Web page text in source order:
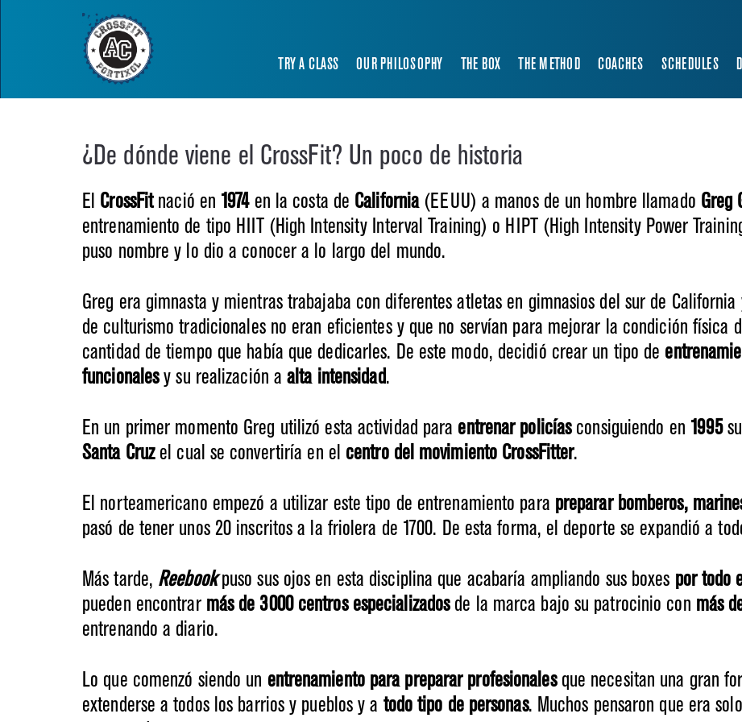
TRY A CLASS OUR PHILOSOPHY THE BOX THE METHOD COACHES SCHEDULES
¿De dónde viene el CrossFit? Un poco de historia
El CrossFitnació en 1974en la costa de California (EEUU) a manos de un hombre llamado Greg
entrenamiento de tipo HIIT (High Intensity Interval Training) o HIPT (High Intensity Power
puso nombre y lo dio a conocer a lo largo del mundo.
Greg era gimnasta y mientras trabajaba con diferentes atletas en gimnasios del sur de
de culturismo tradicionales no eran eficientes y que no servían para mejorar la condición física
cantidad de tiempo que había que dedicarles. De este modo, decidió crear un tipo de
funcionalesy su realización aalta intensidad.
En un primer momento Greg utilizó esta actividad para entrenar policíasconsiguiendo en 1995
Santa Cruzel cual se convertiría en el centro del movimiento CrossFitter.
El norteamericano empezó a utilizar este tipo de entrenamiento para preparar bomberos,
pasó de tener unos 20 inscritos a la friolera de 1700. De esta forma, el deporte se expandió a
Más tarde, Reebook puso sus ojos en esta disciplina que acabaría ampliando sus boxes por todo
pueden encontrar más de 3000 centros especializadosde la marca bajo su patrocinio con más
entrenando a diario.
Lo que comenzó siendo un entrenamiento para preparar profesionalesque necesitan una gran
extenderse a todos los barrios y pueblos y a todo tipo de personas. Muchos pensaron que era